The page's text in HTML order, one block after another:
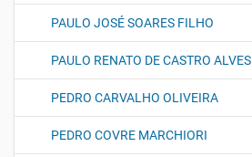
PAULO JOSÉ SOARES FILHO
PAULO RENATO DE CASTRO ALVES
PEDRO CARVALHO OLIVEIRA
PEDRO COVRE MARCHIORI